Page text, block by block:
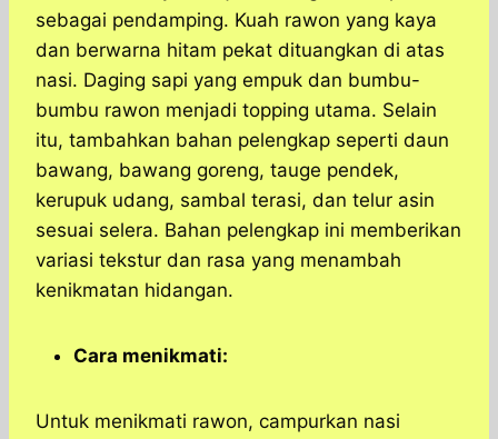
sebagai pendamping. Kuah rawon yang kaya
dan berwarna hitam pekat dituangkan di atas
nasi. Daging sapi yang empuk dan bumbu-
bumbu rawon menjadi topping utama. Selain
itu, tambahkan bahan pelengkap seperti daun
bawang, bawang goreng, tauge pendek,
kerupuk udang, sambal terasi, dan telur asin
sesuai selera. Bahan pelengkap ini memberikan
variasi tekstur dan rasa yang menambah
kenikmatan hidangan.
Cara menikmati:
Untuk menikmati rawon, campurkan nasi